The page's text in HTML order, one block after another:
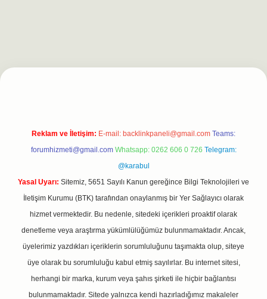
Reklam ve İletişim: E-mail: backlinkpaneli@gmail.com Teams:
forumhizmeti@gmail.com Whatsapp: 0262 606 0 726 Telegram:
@karabul
Yasal Uyarı: Sitemiz, 5651 Sayılı Kanun gereğince Bilgi Teknolojileri ve
İletişim Kurumu (BTK) tarafından onaylanmış bir Yer Sağlayıcı olarak
hizmet vermektedir. Bu nedenle, sitedeki içerikleri proaktif olarak
denetleme veya araştırma yükümlülüğümüz bulunmamaktadır. Ancak,
üyelerimiz yazdıkları içeriklerin sorumluluğunu taşımakta olup, siteye
üye olarak bu sorumluluğu kabul etmiş sayılırlar. Bu internet sitesi,
herhangi bir marka, kurum veya şahıs şirketi ile hiçbir bağlantısı
bulunmamaktadır. Sitede yalnızca kendi hazırladığımız makaleler